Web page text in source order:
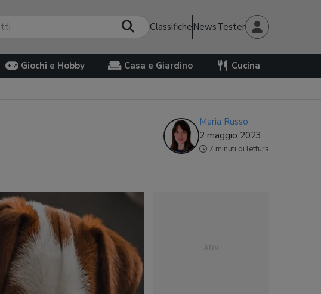
Classifiche NewsTester
Giochi e Hobby Casa e Giardino Cucina
Maria Russo
2 maggio 2023
7 minuti di lettura